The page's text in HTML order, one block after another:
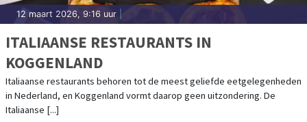
12 maart 2026, 9:16 uur
ITALIAANSE RESTAURANTS IN
KOGGENLAND
Italiaanse restaurants behoren tot de meest geliefde eetgelegenheden
in Nederland, en Koggenland vormt daarop geen uitzondering. De
Italiaanse [...]